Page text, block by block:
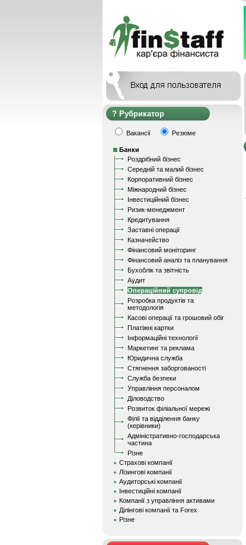
Рубрикатор
Вакансії Резюме
Банки
Роздрібний бізнес
Середній та малий бізнес
Корпоративний бізнес
Міжнародний бізнес
Інвестиційний бізнес
Ризик-менеджмент
Кредитування
Заставні операції
Казначейство
Фінансовий моніторинг
Фінансовий аналіз та планування
Бухоблік та звітність
Аудит
Операційний супровід
Розробка продуктів та
методологія
Касові операції та грошовий обіг
Платіжні картки
Інформаційні технології
Маркетинг та реклама
Юридична служба
Стягнення заборгованості
Служба безпеки
Управління персоналом
Діловодство
Розвиток філіальної мережі
Філії та відділення банку
(керівники)
Адміністративно-господарська
частина
Різне
Страхові компанії
Лізингові компанії
Аудиторські компанії
Інвестиційні компанії
Компанії з управління активами
Ділінгові компанії та Forex
Різне